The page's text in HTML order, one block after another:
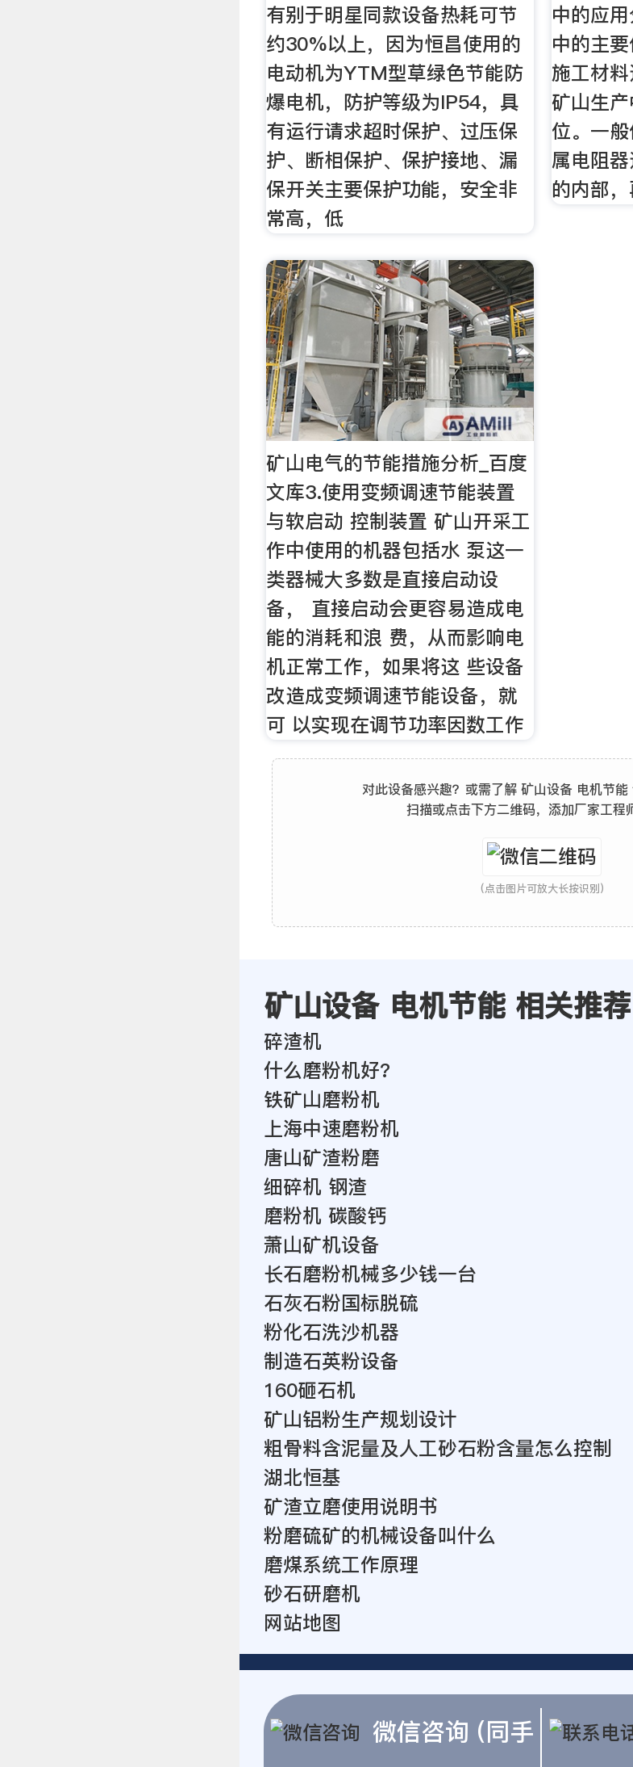
有别于明星同款设备热耗可节
约30%以上，因为恒昌使用的
电动机为YTM型草绿色节能防
爆电机，防护等级为IP54，具
有运行请求超时保护、过压保
护、断相保护、保护接地、漏
保开关主要保护功能，安全非
常高，低
中的应
中的主要
施工材
矿山生
位。一
属电阻
的内部
矿山电气的节能措施分析_百度
文库3.使用变频调速节能装置
与软启动 控制装置 矿山开采工
作中使用的机器包括水 泵这一
类器械大多数是直接启动设
备， 直接启动会更容易造成电
能的消耗和浪 费，从而影响电
机正常工作，如果将这 些设备
改造成变频调速节能设备，就
可 以实现在调节功率因数工作
对此设备感兴趣？或需了解 矿山设备 电机节能
扫描或点击下方二维码，添加厂家工程
(点击图片可放大长按识别)
矿山设备 电机节能 相关推荐
碎渣机
什么磨粉机好?
铁矿山磨粉机
上海中速磨粉机
唐山矿渣粉磨
细碎机 钢渣
磨粉机 碳酸钙
萧山矿机设备
长石磨粉机械多少钱一台
石灰石粉国标脱硫
粉化石洗沙机器
制造石英粉设备
160砸石机
矿山铝粉生产规划设计
粗骨料含泥量及人工砂石粉含量怎么控制
湖北恒基
矿渣立磨使用说明书
粉磨硫矿的机械设备叫什么
磨煤系统工作原理
砂石研磨机
网站地图
微信咨询 (同手